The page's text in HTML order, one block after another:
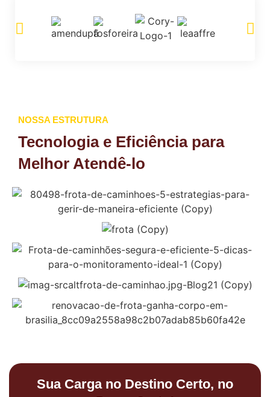
NOSSA ESTRUTURA
Tecnologia e Eficiência para
Melhor Atendê-lo
Sua Carga no Destino Certo, no